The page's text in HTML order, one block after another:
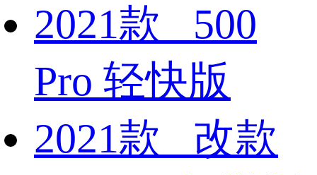
2021款 500
Pro 轻快版
2021款 改款